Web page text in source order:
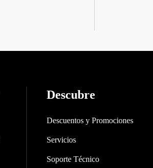
Descubre
Descuentos y Promociones
Servicios
Soporte Técnico